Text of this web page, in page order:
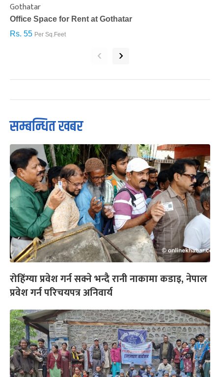
Gothatar
Office Space for Rent at Gothatar
Rs. 55 Per Sq.Feet
‹ ›
सम्बन्धित खबर
रोहिंग्या प्रवेश गर्न सक्ने भन्दै रानी नाकामा कडाइ, नेपाल
प्रवेश गर्न परिचयपत्र अनिवार्य